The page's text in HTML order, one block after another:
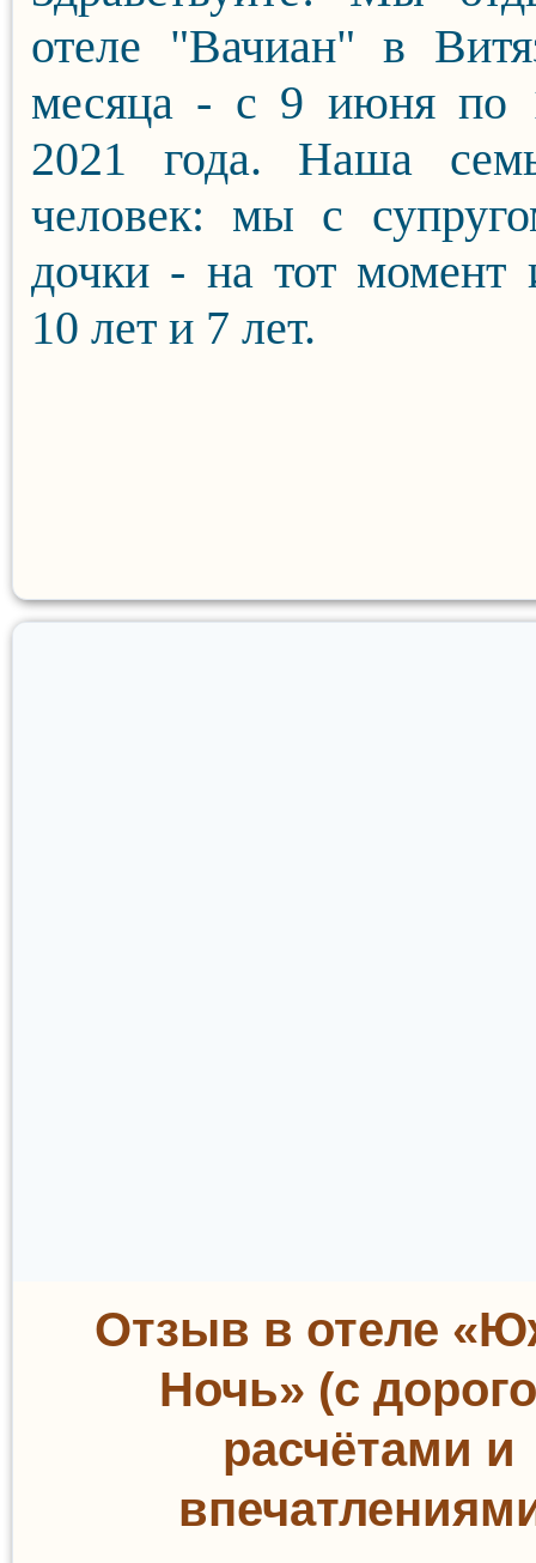
отеле "Вачиан" в
месяца - с 9 июня по
2021 года. Наша
человек: мы с
дочки - на тот
10 лет и 7 лет.
Отзыв в отеле
Ночь» (с
расчётами и